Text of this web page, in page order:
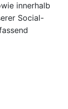
innerhalb
Social-